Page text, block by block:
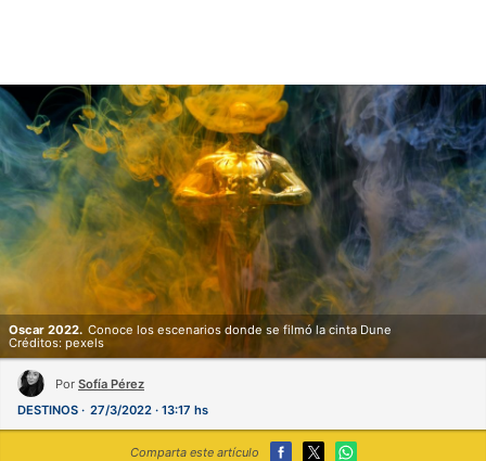
Oscar 2022. Conoce los escenarios donde se filmó la cinta Dune
Créditos: pexels
Por Sofía Pérez
DESTINOS
27/3/2022 · 13:17 hs
Comparta este artículo